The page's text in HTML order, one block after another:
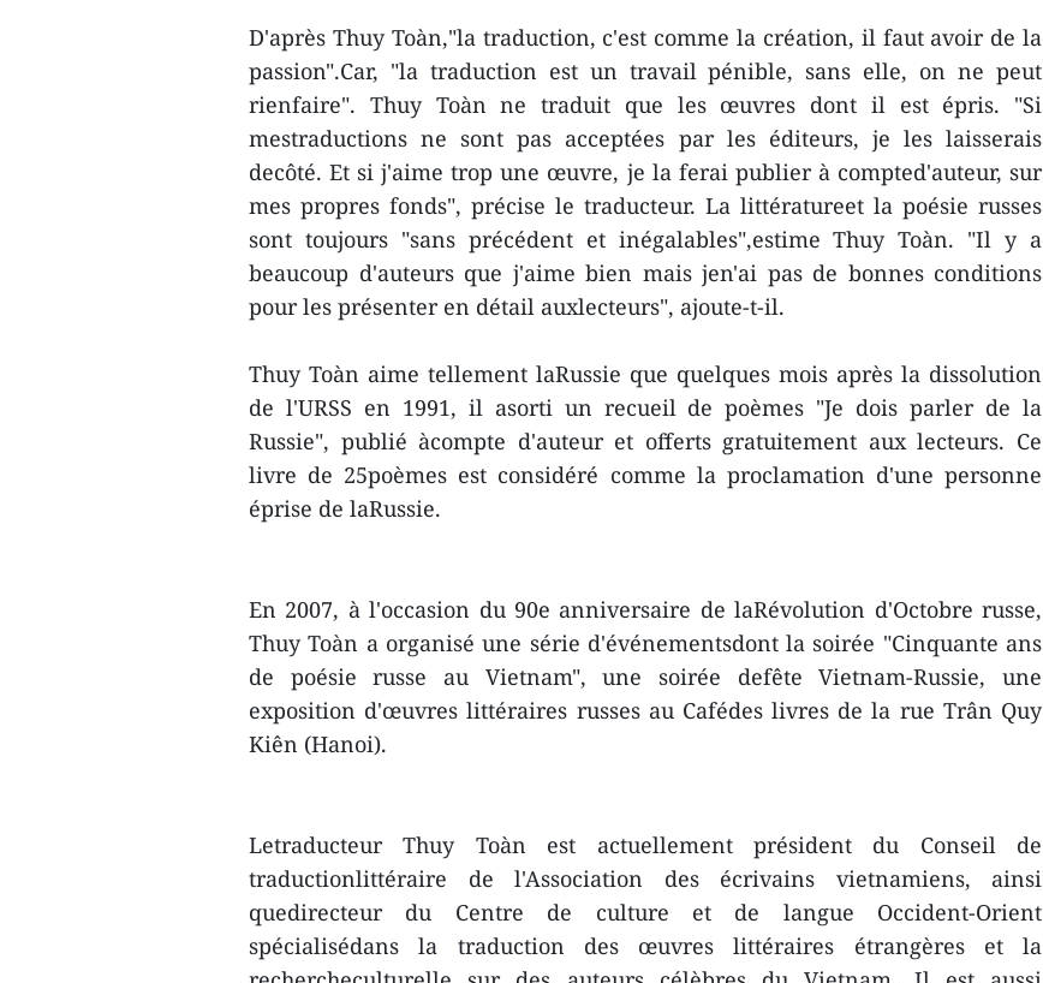
D'après Thuy Toàn,"la traduction, c'est comme la création, il faut avoir de la
passion".Car, "la traduction est un travail pénible, sans elle, on ne peut
rienfaire". Thuy Toàn ne traduit que les œuvres dont il est épris. "Si
mestraductions ne sont pas acceptées par les éditeurs, je les laisserais
decôté. Et si j'aime trop une œuvre, je la ferai publier à compted'auteur, sur
mes propres fonds", précise le traducteur. La littératureet la poésie russes
sont toujours "sans précédent et inégalables",estime Thuy Toàn. "Il y a
beaucoup d'auteurs que j'aime bien mais jen'ai pas de bonnes conditions
pour les présenter en détail auxlecteurs", ajoute-t-il.
Thuy Toàn aime tellement laRussie que quelques mois après la dissolution
de l'URSS en 1991, il asorti un recueil de poèmes "Je dois parler de la
Russie", publié àcompte d'auteur et offerts gratuitement aux lecteurs. Ce
livre de 25poèmes est considéré comme la proclamation d'une personne
éprise de laRussie.
En 2007, à l'occasion du 90e anniversaire de laRévolution d'Octobre russe,
Thuy Toàn a organisé une série d'événementsdont la soirée "Cinquante ans
de poésie russe au Vietnam", une soirée defête Vietnam-Russie, une
exposition d'œuvres littéraires russes au Cafédes livres de la rue Trân Quy
Kiên (Hanoi).
Letraducteur Thuy Toàn est actuellement président du Conseil de
traductionlittéraire de l'Association des écrivains vietnamiens, ainsi
quedirecteur du Centre de culture et de langue Occident-Orient
spécialisédans la traduction des œuvres littéraires étrangères et la